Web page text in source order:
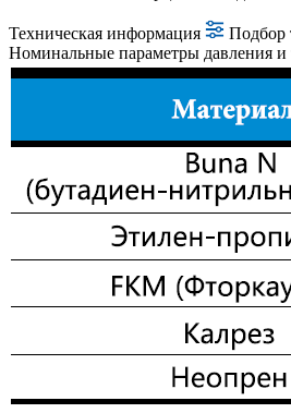
Техническая информация Подбор
Номинальные параметры давления и